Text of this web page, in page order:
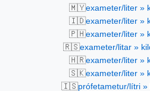
🇲🇾exameter/liter »
🇮🇩exameter/liter »
🇵🇭exameter/liter »
🇷🇸exameter/litar »
🇭🇷exameter/liter »
🇸🇰exameter/liter »
🇮🇸prófetametur/lítri »